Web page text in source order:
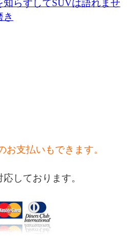
知らずしてSUVは語れませ
お支払いもできます。
しております。